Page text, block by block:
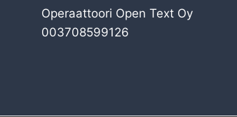
Operaattoori Open Text Oy
003708599126